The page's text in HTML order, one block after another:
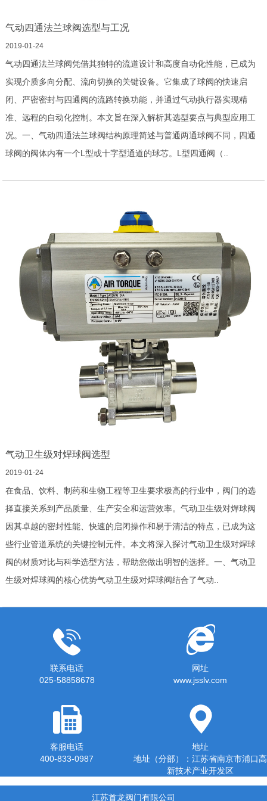
气动四通法兰球阀选型与工况
2019-01-24
气动四通法兰球阀凭借其独特的流道设计和高度自动化性能，已成为
实现介质多向分配、流向切换的关键设备。它集成了球阀的快速启
闭、严密密封与四通阀的流路转换功能，并通过气动执行器实现精
准、远程的自动化控制。本文旨在深入解析其选型要点与典型应用工
况。一、气动四通法兰球阀结构原理简述与普通两通球阀不同，四通
球阀的阀体内有一个L型或十字型通道的球芯。L型四通阀（..
气动卫生级对焊球阀选型
2019-01-24
在食品、饮料、制药和生物工程等卫生要求极高的行业中，阀门的选
择直接关系到产品质量、生产安全和运营效率。气动卫生级对焊球阀
因其卓越的密封性能、快速的启闭操作和易于清洁的特点，已成为这
些行业管道系统的关键控制元件。本文将深入探讨气动卫生级对焊球
阀的材质对比与科学选型方法，帮助您做出明智的选择。一、气动卫
生级对焊球阀的核心优势气动卫生级对焊球阀结合了气动..
联系电话
025-58858678
网址
www.jsslv.com
客服电话
400-833-0987
地址
地址（分部）：江苏省南京市浦口高
新技术产业开发区
江苏首龙阀门有限公司